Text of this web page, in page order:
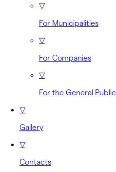
▽
For Municipalities
▽
For Companies
▽
For the General Public
▽
Gallery
▽
Contacts